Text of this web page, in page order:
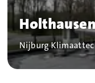
Bedrijf
Nijburg